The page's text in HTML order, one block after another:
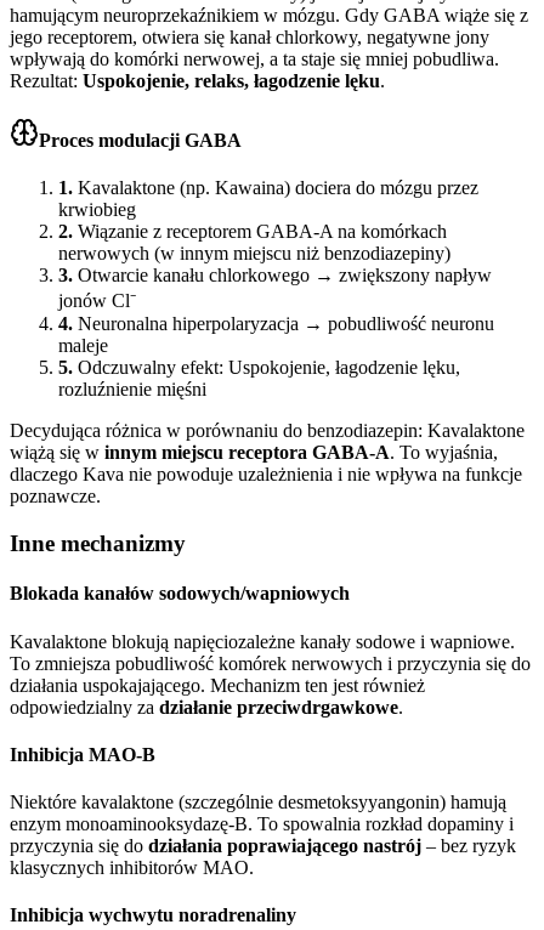
hamującym neuroprzekaźnikiem w mózgu. Gdy GABA wiąże się z
jego receptorem, otwiera się kanał chlorkowy, negatywne jony
wpływają do komórki nerwowej, a ta staje się mniej pobudliwa.
Rezultat: Uspokojenie, relaks, łagodzenie lęku.
Proces modulacji GABA
1. Kavalaktone (np. Kawaina) dociera do mózgu przez
krwiobieg
2. Wiązanie z receptorem GABA-A na komórkach
nerwowych (w innym miejscu niż benzodiazepiny)
3. Otwarcie kanału chlorkowego → zwiększony napływ
jonów Cl⁻
4. Neuronalna hiperpolaryzacja → pobudliwość neuronu
maleje
5. Odczuwalny efekt: Uspokojenie, łagodzenie lęku,
rozluźnienie mięśni
Decydująca różnica w porównaniu do benzodiazepin: Kavalaktone
wiążą się w innym miejscu receptora GABA-A. To wyjaśnia,
dlaczego Kava nie powoduje uzależnienia i nie wpływa na funkcje
poznawcze.
Inne mechanizmy
Blokada kanałów sodowych/wapniowych
Kavalaktone blokują napięciozależne kanały sodowe i wapniowe.
To zmniejsza pobudliwość komórek nerwowych i przyczynia się do
działania uspokajającego. Mechanizm ten jest również
odpowiedzialny za działanie przeciwdrgawkowe.
Inhibicja MAO-B
Niektóre kavalaktone (szczególnie desmetoksyyangonin) hamują
enzym monoaminooksydazę-B. To spowalnia rozkład dopaminy i
przyczynia się do działania poprawiającego nastrój – bez ryzyk
klasycznych inhibitorów MAO.
Inhibicja wychwytu noradrenaliny